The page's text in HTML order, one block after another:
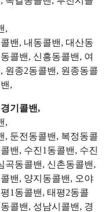
,
밴, 내동콜밴, 대산동
콜밴, 신흥동콜밴, 여
원종2동콜밴, 원종동콜
,
기콜밴,
,
, 둔전동콜밴, 복정동콜
밴, 수진1동콜밴, 수진
곡동콜밴, 신촌동콜밴,
밴, 양지동콜밴, 오야
1동콜밴, 태평2동콜
콜밴, 성남시콜밴, 경